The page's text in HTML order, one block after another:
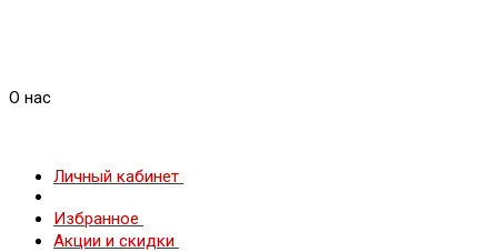
О нас
Личный кабинет
Избранное
Акции и скидки